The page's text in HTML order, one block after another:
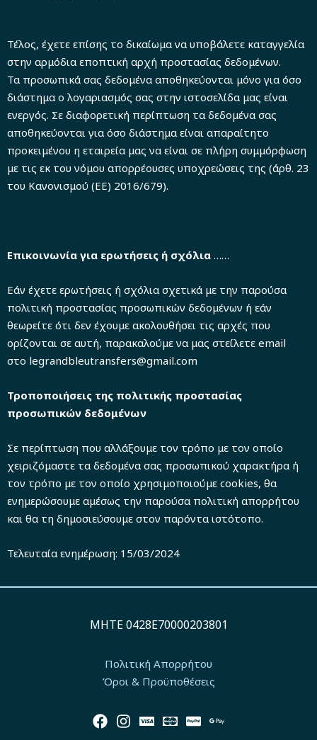
Τέλος, έχετε επίσης το δικαίωμα να υποβάλετε καταγγελία
στην αρμόδια εποπτική αρχή προστασίας δεδομένων.
Τα προσωπικά σας δεδομένα αποθηκεύονται μόνο για όσο
διάστημα ο λογαριασμός σας στην ιστοσελίδα μας είναι
ενεργός. Σε διαφορετική περίπτωση τα δεδομένα σας
αποθηκεύονται για όσο διάστημα είναι απαραίτητο
προκειμένου η εταιρεία μας να είναι σε πλήρη συμμόρφωση
με τις εκ του νόμου απορρέουσες υποχρεώσεις της (άρθ. 23
του Κανονισμού (ΕΕ) 2016/679).
Επικοινωνία για ερωτήσεις ή σχόλια ……
Εάν έχετε ερωτήσεις ή σχόλια σχετικά με την παρούσα
πολιτική προστασίας προσωπικών δεδομένων ή εάν
θεωρείτε ότι δεν έχουμε ακολουθήσει τις αρχές που
ορίζονται σε αυτή, παρακαλούμε να μας στείλετε email
στο legrandbleutransfers@gmail.com
Τροποποιήσεις της πολιτικής προστασίας
προσωπικών δεδομένων
Σε περίπτωση που αλλάξουμε τον τρόπο με τον οποίο
χειριζόμαστε τα δεδομένα σας προσωπικού χαρακτήρα ή
τον τρόπο με τον οποίο χρησιμοποιούμε cookies, θα
ενημερώσουμε αμέσως την παρούσα πολιτική απορρήτου
και θα τη δημοσιεύσουμε στον παρόντα ιστότοπο.
Τελευταία ενημέρωση: 15/03/2024
MΗΤΕ 0428Ε70000203801
Πολιτική Απορρήτου
Όροι & Προϋποθέσεις